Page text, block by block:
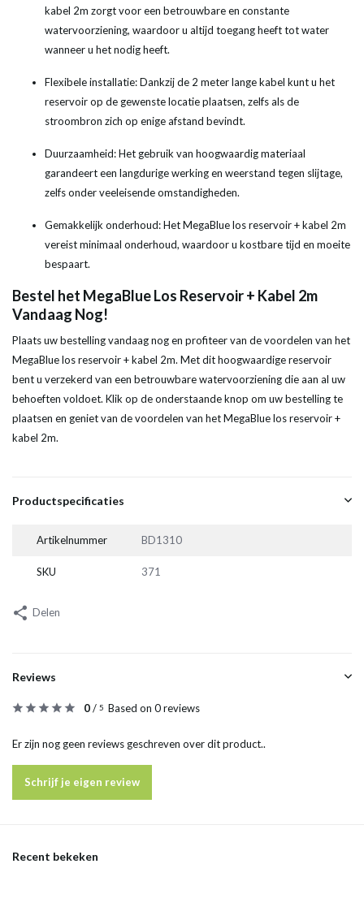
kabel 2m zorgt voor een betrouwbare en constante
watervoorziening, waardoor u altijd toegang heeft tot water
wanneer u het nodig heeft.
Flexibele installatie: Dankzij de 2 meter lange kabel kunt u het
reservoir op de gewenste locatie plaatsen, zelfs als de
stroombron zich op enige afstand bevindt.
Duurzaamheid: Het gebruik van hoogwaardig materiaal
garandeert een langdurige werking en weerstand tegen slijtage,
zelfs onder veeleisende omstandigheden.
Gemakkelijk onderhoud: Het MegaBlue los reservoir + kabel 2m
vereist minimaal onderhoud, waardoor u kostbare tijd en moeite
bespaart.
Bestel het MegaBlue Los Reservoir + Kabel 2m
Vandaag Nog!
Plaats uw bestelling vandaag nog en profiteer van de voordelen van het
MegaBlue los reservoir + kabel 2m. Met dit hoogwaardige reservoir
bent u verzekerd van een betrouwbare watervoorziening die aan al uw
behoeften voldoet. Klik op de onderstaande knop om uw bestelling te
plaatsen en geniet van de voordelen van het MegaBlue los reservoir +
kabel 2m.
Productspecificaties
Artikelnummer BD1310
SKU 371
Delen
Reviews
0/ 5 Based on 0 reviews
Er zijn nog geen reviews geschreven over dit product..
Schrijf je eigen review
Recent bekeken